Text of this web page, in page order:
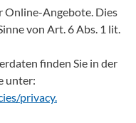
Online-Angebote. Dies
von Art. 6 Abs. 1 lit.
finden Sie in der
unter:
privacy.